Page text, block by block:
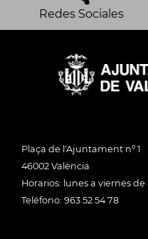
Redes Sociales
Plaça de l'Ajuntament nº 1
46002 València
Horarios: lunes a viernes de
Teléfono: 963 52 54 78